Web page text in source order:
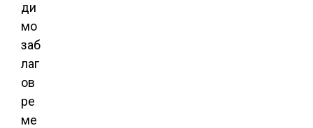
ди
мо
заб
лаг
ов
ре
ме